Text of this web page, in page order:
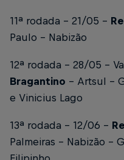
11ª rodada - 21/05 -
Paulo - Nabizão
12ª rodada - 28/05 -
Bragantino - Artsul -
e Vinicius Lago
13ª rodada - 12/06 -
Palmeiras - Nabizão -